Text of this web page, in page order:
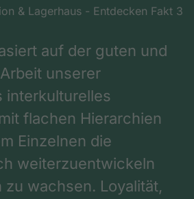
auf der guten und
unserer
interkulturelles
flachen Hierarchien
Einzelnen die
weiterzuentwickeln
zu wachsen. Loyalität,